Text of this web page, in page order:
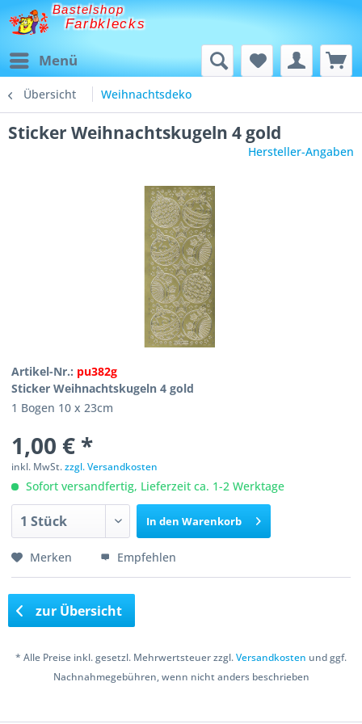
Bastelshop
Farbklecks
Menü
Übersicht Weihnachtsdeko
Sticker Weihnachtskugeln 4 gold
Hersteller-Angaben
Artikel-Nr.: pu382g
Sticker Weihnachtskugeln 4 gold
1 Bogen 10 x 23cm
1,00 € *
inkl. MwSt.zzgl. Versandkosten
Sofort versandfertig, Lieferzeit ca. 1-2 Werktage
In den Warenkorb
Merken Empfehlen
zur Übersicht
* Alle Preise inkl. gesetzl. Mehrwertsteuer zzgl.Versandkosten und ggf.
Nachnahmegebühren, wenn nicht anders beschrieben